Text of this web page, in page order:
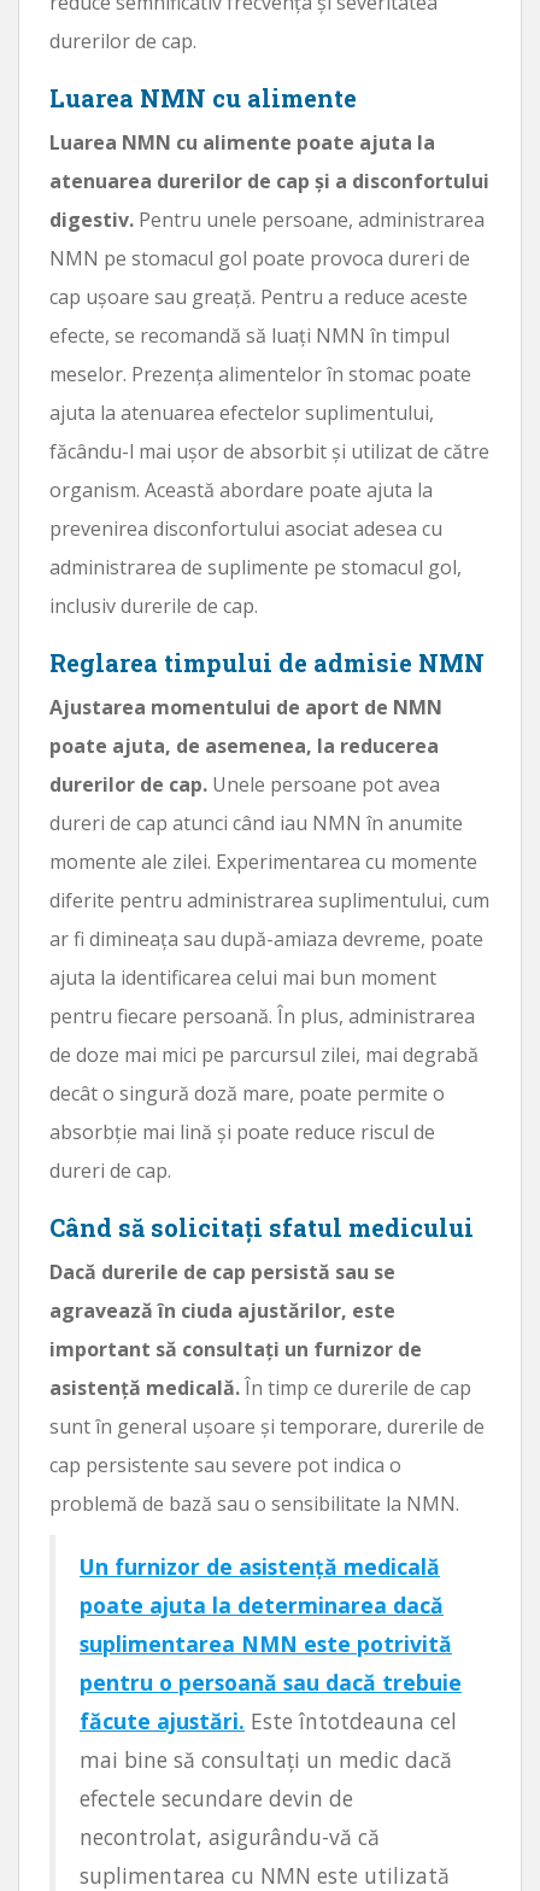
durerilor de cap.
Luarea NMN cu alimente
Luarea NMN cu alimente poate ajuta la
atenuarea durerilor de cap și a disconfortului
digestiv. Pentru unele persoane, administrarea
NMN pe stomacul gol poate provoca dureri de
cap ușoare sau greață. Pentru a reduce aceste
efecte, se recomandă să luați NMN în timpul
meselor. Prezența alimentelor în stomac poate
ajuta la atenuarea efectelor suplimentului,
făcându-l mai ușor de absorbit și utilizat de către
organism. Această abordare poate ajuta la
prevenirea disconfortului asociat adesea cu
administrarea de suplimente pe stomacul gol,
inclusiv durerile de cap.
Reglarea timpului de admisie NMN
Ajustarea momentului de aport de NMN
poate ajuta, de asemenea, la reducerea
durerilor de cap. Unele persoane pot avea
dureri de cap atunci când iau NMN în anumite
momente ale zilei. Experimentarea cu momente
diferite pentru administrarea suplimentului, cum
ar fi dimineața sau după-amiaza devreme, poate
ajuta la identificarea celui mai bun moment
pentru fiecare persoană. În plus, administrarea
de doze mai mici pe parcursul zilei, mai degrabă
decât o singură doză mare, poate permite o
absorbție mai lină și poate reduce riscul de
dureri de cap.
Când să solicitați sfatul medicului
Dacă durerile de cap persistă sau se
agravează în ciuda ajustărilor, este
important să consultați un furnizor de
asistență medicală.În timp ce durerile de cap
sunt în general ușoare și temporare, durerile de
cap persistente sau severe pot indica o
problemă de bază sau o sensibilitate la NMN.
Un furnizor de asistență medicală
poate ajuta la determinarea dacă
suplimentarea NMN este potrivită
pentru o persoană sau dacă trebuie
făcute ajustări. Este întotdeauna cel
mai bine să consultați un medic dacă
efectele secundare devin de
necontrolat, asigurându-vă că
suplimentarea cu NMN este utilizată